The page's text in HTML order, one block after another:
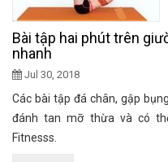
Bài tập hai phút trên
nhanh
Jul 30, 2018
Các bài tập đá chân, gập
đánh tan mỡ thừa và có
Fitnesss.